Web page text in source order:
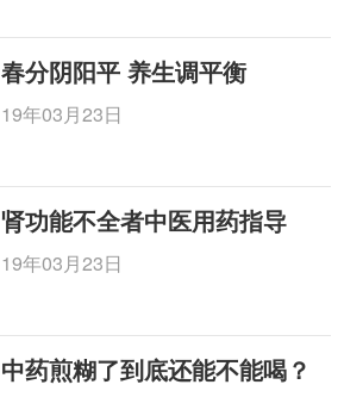
春分阴阳平 养生调平衡
19年03月23日
肾功能不全者中医用药指导
19年03月23日
中药煎糊了到底还能不能喝？